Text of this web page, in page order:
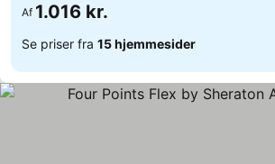
Af 1.016 kr.
Se priser fra 15 hjemmesider